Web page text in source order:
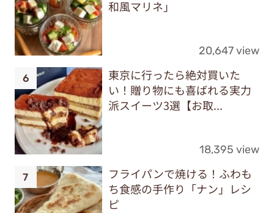
和風マリネ」
20,647 view
東京に行ったら絶対買いた
い！贈り物にも喜ばれる実力
派スイーツ3選【お取...
18,395 view
フライパンで焼ける！ふわも
ち食感の手作り「ナン」レシ
ピ